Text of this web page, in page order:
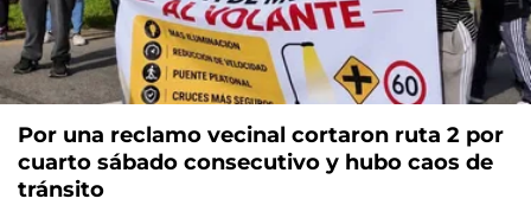
Por una reclamo vecinal cortaron ruta 2 por
cuarto sábado consecutivo y hubo caos de
tránsito